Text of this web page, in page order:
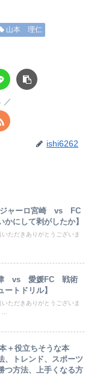
山本 理仁
ishi6262
ャーロ宮崎 vs FC
にして剥がしたか】
ただきありがとうございま
津 vs 愛媛FC 戦術
トドリル】
ただきありがとうございま
＋役立ちそうな本
、トレンド、スポーツ
つ方法、上手くなる方